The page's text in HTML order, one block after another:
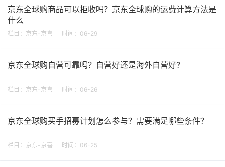
京东全球购商品可以拒收吗？京东全球购的运费计算方法是
什么
栏目： 京东-京喜 时间：06-29
京东全球购自营可靠吗？自营好还是海外自营好?
栏目： 京东-京喜 时间：06-26
京东全球购买手招募计划怎么参与？需要满足哪些条件？
栏目： 京东-京喜 时间：06-25